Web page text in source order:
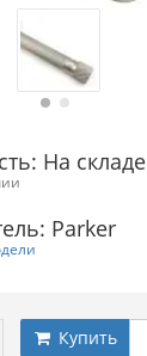
На складе
Parker
Купить